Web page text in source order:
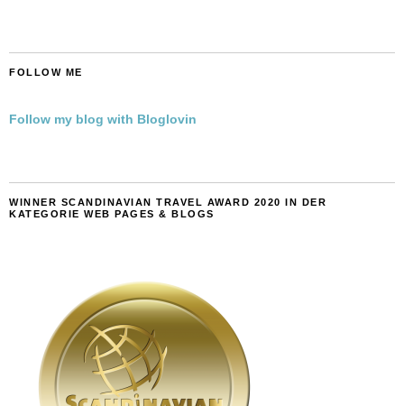
FOLLOW ME
Follow my blog with Bloglovin
WINNER SCANDINAVIAN TRAVEL AWARD 2020 IN DER
KATEGORIE WEB PAGES & BLOGS